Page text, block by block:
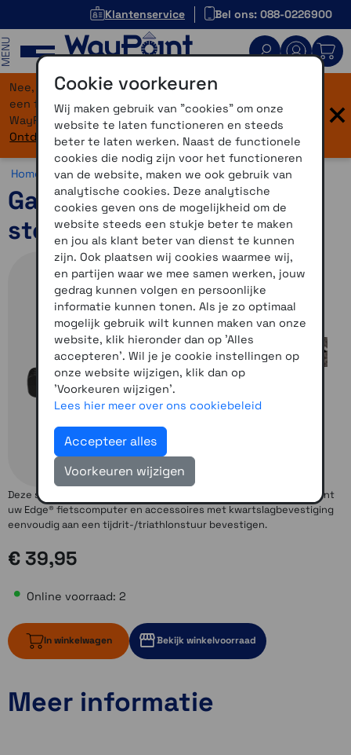
Klantenservice Bel ons: 088-0226900
Nee, je bent niet verdwaald! Onze website heeft
een flinke upgrade gekregen. Dezelfde vertrouwde
WayPoint-service, maar dan in een modern jasje.
Ontdek hier wat er allemaal nieuw is.
×
Home >Accessoires >Overig > Edge accessoires
Garmin Tijdrit - Tri Bar
steun
Deze steun is speciaal gemaakt voor tijdrijders en triatleten. U kunt
uw Edge® fietscomputer en accessoires met kwartslagbevestiging
eenvoudig aan een tijdrit-/triathlonstuur bevestigen.
€ 39,95
Online voorraad: 2
In winkelwagen Bekijk winkelvoorraad
2 op voorraad
1 op voorraad
Meer informatie
Cookie voorkeuren
Wij maken gebruik van "cookies" om onze
website te laten functioneren en steeds
beter te laten werken. Naast de functionele
cookies die nodig zijn voor het functioneren
van de website, maken we ook gebruik van
analytische cookies. Deze analytische
cookies geven ons de mogelijkheid om de
website steeds een stukje beter te maken
en jou als klant beter van dienst te kunnen
zijn. Ook plaatsen wij cookies waarmee wij,
en partijen waar we mee samen werken, jouw
gedrag kunnen volgen en persoonlijke
informatie kunnen tonen. Als je zo optimaal
mogelijk gebruik wilt kunnen maken van onze
website, klik hieronder dan op 'Alles
accepteren'. Wil je je cookie instellingen op
onze website wijzigen, klik dan op
'Voorkeuren wijzigen'.
Lees hier meer over ons cookiebeleid
Accepteer alles
Voorkeuren wijzigen